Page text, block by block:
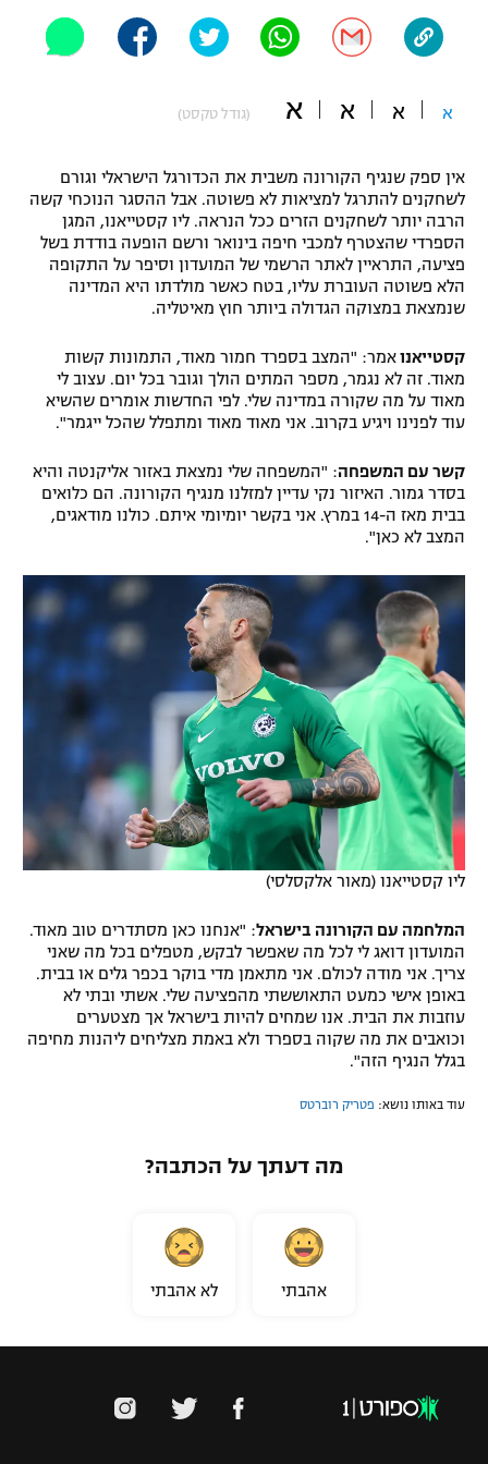
"מחצית בשכונה" – פודקאסט
משתתפים וזוכים בפרסים
תקנון עבור פעילות אלקטרה
תקנון עבור פעילות ספורט 1 – "מרלן"
טניס
גיימינג E-Sports
מדיניות פרטיות
תקנון פעילות ספורט 1
רשיון להקרנה פומבית לבית עסק
לוח דרושים – ג'ובנט
תגיות
המגזין
אופניים
ספורט מוטורי
פוטבול אמריקאי NFL
בייסבול MLB
ספורט אתגרי ואקסטרים
אומנויות לחימה
גיימינג E-Sports
א א א א (גודל טקסט)
אין ספק שנגיף הקורונה משבית את הכדורגל הישראלי וגורם
לשחקנים להתרגל למציאות לא פשוטה. אבל ההסגר הנוכחי קשה
הרבה יותר לשחקנים הזרים ככל הנראה. ליו קסטייאנו, המגן
הספרדי שהצטרף למכבי חיפה בינואר ורשם הופעה בודדת בשל
פציעה, התראיין לאתר הרשמי של המועדון וסיפר על התקופה
הלא פשוטה העוברת עליו, בטח כאשר מולדתו היא המדינה
שנמצאת במצוקה הגדולה ביותר חוץ מאיטליה.
קסטייאנואמר: "המצב בספרד חמור מאוד, התמונות קשות
מאוד. זה לא נגמר, מספר המתים הולך וגובר בכל יום. עצוב לי
מאוד על מה שקורה במדינה שלי. לפי החדשות אומרים שהשיא
עוד לפנינו ויגיע בקרוב. אני מאוד מאוד ומתפלל שהכל ייגמר".
קשר עם המשפחה: "המשפחה שלי נמצאת באזור אליקנטה והיא
בסדר גמור. האיזור נקי עדיין למזלנו מנגיף הקורונה. הם כלואים
בבית מאז ה-14 במרץ. אני בקשר יומיומי איתם. כולנו מודאגים,
המצב לא כאן".
ליו קסטייאנו (מאור אלקסלסי)
המלחמה עם הקורונה בישראל: "אנחנו כאן מסתדרים טוב מאוד.
המועדון דואג לי לכל מה שאפשר לבקש, מטפלים בכל מה שאני
צריך. אני מודה לכולם. אני מתאמן מדי בוקר בכפר גלים או בבית.
באופן אישי כמעט התאוששתי מהפציעה שלי. אשתי ובתי לא
עוזבות את הבית. אנו שמחים להיות בישראל אך מצטערים
וכואבים את מה שקוה בספרד ולא באמת מצליחים ליהנות מחיפה
בגלל הנגיף הזה".
עוד באותו נושא: פטריק רוברטס
מה דעתך על הכתבה?
אהבתי לא אהבתי